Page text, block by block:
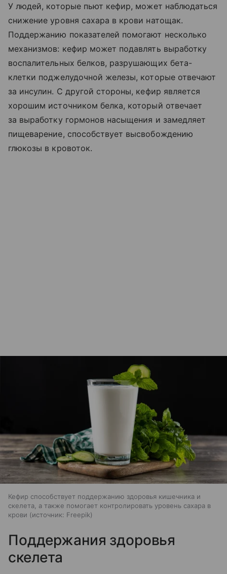
У людей, которые пьют кефир, может наблюдаться
снижение уровня сахара в крови натощак.
Поддержанию показателей помогают несколько
механизмов: кефир может подавлять выработку
воспалительных белков, разрушающих бета-
клетки поджелудочной железы, которые отвечают
за инсулин. С другой стороны, кефир является
хорошим источником белка, который отвечает
за выработку гормонов насыщения и замедляет
пищеварение, способствует высвобождению
глюкозы в кровоток.
Кефир способствует поддержанию здоровья кишечника и
скелета, а также помогает контролировать уровень сахара в
крови
источник: Freepik
Поддержания здоровья
скелета